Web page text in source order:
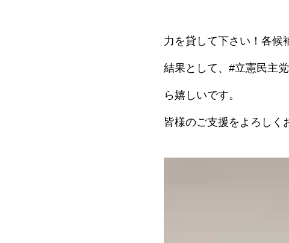
力を貸して下さい！各候
結果として、#立憲民主
ら嬉しいです。
皆様のご支援をよろしく